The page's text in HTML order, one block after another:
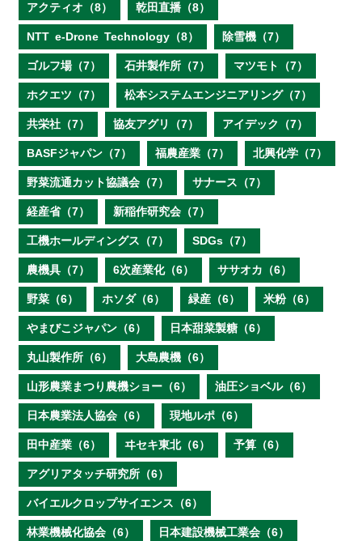
アクティオ（8） 乾田直播（8）
NTT e‐Drone Technology（8） 除雪機（7）
ゴルフ場（7） 石井製作所（7） マツモト（7）
ホクエツ（7） 松本システムエンジニアリング（7）
共栄社（7） 協友アグリ（7） アイデック（7）
BASFジャパン（7） 福農産業（7） 北興化学（7）
野菜流通カット協議会（7） サナース（7）
経産省（7） 新稲作研究会（7）
工機ホールディングス（7） SDGs（7）
農機具（7） 6次産業化（6） ササオカ（6）
野菜（6） ホソダ（6） 緑産（6） 米粉（6）
やまびこジャパン（6） 日本甜菜製糖（6）
丸山製作所（6） 大島農機（6）
山形農業まつり農機ショー（6） 油圧ショベル（6）
日本農業法人協会（6） 現地ルポ（6）
田中産業（6） ヰセキ東北（6） 予算（6）
アグリアタッチ研究所（6）
バイエルクロップサイエンス（6）
林業機械化協会（6） 日本建設機械工業会（6）